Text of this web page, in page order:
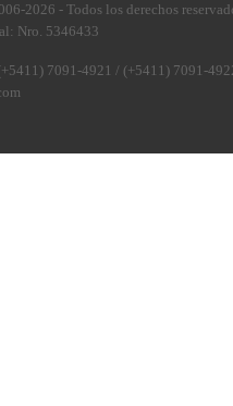
2026 - Todos los derechos
Nro. 5346433
7091-4921 / (+5411) 7091-